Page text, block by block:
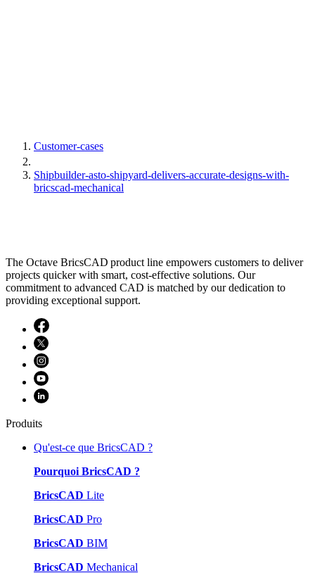
Customer-cases
Shipbuilder-asto-shipyard-delivers-accurate-designs-with-
bricscad-mechanical
The Octave BricsCAD product line empowers customers to deliver
projects quicker with smart, cost-effective solutions. Our
commitment to advanced CAD is matched by our dedication to
providing exceptional support.
Produits
Qu'est-ce que BricsCAD ?
Pourquoi BricsCAD ?
BricsCAD Lite
BricsCAD Pro
BricsCAD BIM
BricsCAD Mechanical